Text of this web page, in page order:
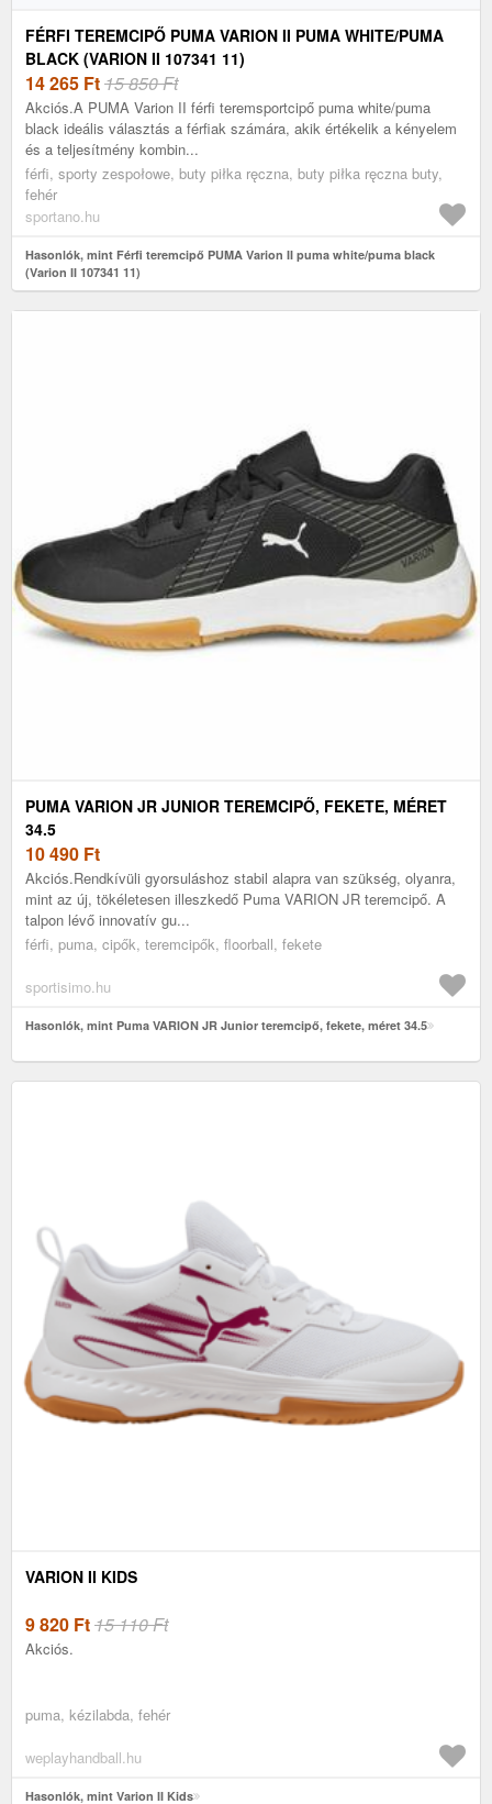
FÉRFI TEREMCIPŐ PUMA VARION II PUMA WHITE/PUMA
BLACK (VARION II 107341 11)
14 265 Ft15 850 Ft
Akciós.A PUMA Varion II férfi teremsportcipő puma white/puma
black ideális választás a férfiak számára, akik értékelik a kényelem
és a teljesítmény kombin...
férfi, sporty zespołowe, buty piłka ręczna, buty piłka ręczna buty,
fehér
sportano.hu
Hasonlók, mint Férfi teremcipő PUMA Varion II puma white/puma black
(Varion II 107341 11)
PUMA VARION JR JUNIOR TEREMCIPŐ, FEKETE, MÉRET
34.5
10 490 Ft
Akciós.Rendkívüli gyorsuláshoz stabil alapra van szükség, olyanra,
mint az új, tökéletesen illeszkedő Puma VARION JR teremcipő. A
talpon lévő innovatív gu...
férfi, puma, cipők, teremcipők, floorball, fekete
sportisimo.hu
Hasonlók, mint Puma VARION JR Junior teremcipő, fekete, méret 34.5
VARION II KIDS
9 820 Ft15 110 Ft
Akciós.
puma, kézilabda, fehér
weplayhandball.hu
Hasonlók, mint Varion II Kids